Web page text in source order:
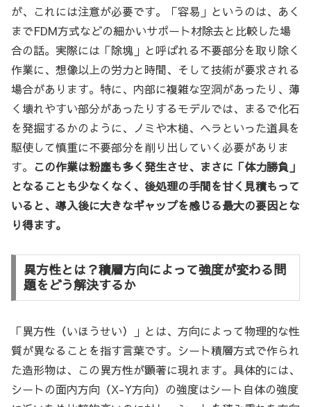
が、これには注意が必要です。「容易」というのは、あく
までFDM方式などの細かいサポート材除去と比較した場
合の話。実際には「除塊」と呼ばれる不要部分を取り除く
作業に、想像以上の労力と時間、そして技術が要求される
場合があります。特に、内部に複雑な空洞があったり、薄
く壊れやすい部分があったりするモデルでは、まるで化石
を発掘するかのように、ノミや木槌、ヘラといった道具を
駆使して慎重に不要部分を削り出していく必要がありま
す。 この作業は粉塵も多く発生させ、まさに「体力勝負」
となることも少なくなく、後処理の手間を甘く見積もって
いると、導入後に大きなギャップを感じる最大の要因とな
り得ます。
異方性とは？積層方向によって強度が変わる問
題をどう解決するか
「異方性（いほうせい）」とは、方向によって物理的な性
質が異なることを指す言葉です。シート積層方式で作られ
た造形物は、この異方性が顕著に現れます。具体的には、
シートの面内方向（X-Y方向）の強度はシート自体の強度